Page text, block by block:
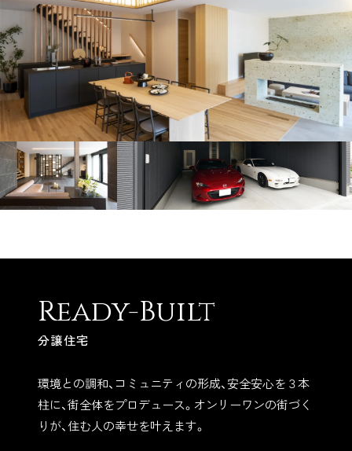
Ready-Built
分譲住宅
環境との調和、コミュニティの形成、安全安心を３本
柱に、街全体をプロデュース。オンリーワンの街づく
りが、住む人の幸せを叶えます。